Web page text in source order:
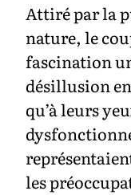
Attiré par la
nature, le
fascination
désillusion
qu’à leurs
les